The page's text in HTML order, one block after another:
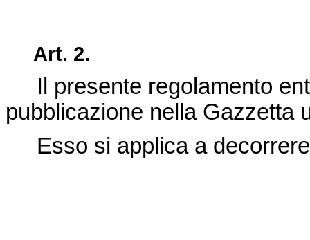
Art. 2.
Il presente regolamento
pubblicazione nella Gazzetta
Esso si applica a decorrere